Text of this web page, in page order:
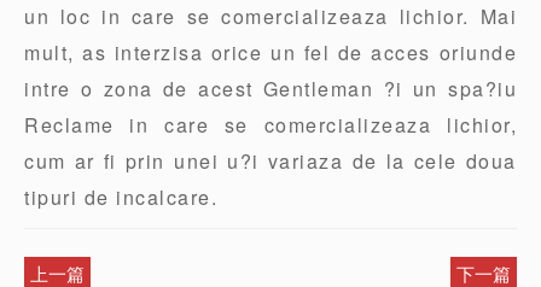
un loc in care se comercializeaza lichior. Mai
mult, as interzisa orice un fel de acces oriunde
intre o zona de acest Gentleman ?i un spa?iu
Reclame in care se comercializeaza lichior,
cum ar fi prin unei u?i variaza de la cele doua
tipuri de incalcare.
上一篇 下一篇